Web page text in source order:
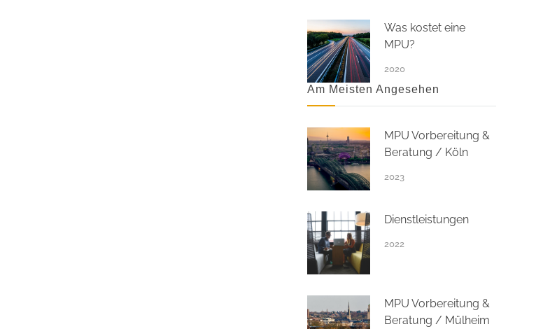
Was kostet eine
MPU?
2020
Am Meisten Angesehen
MPU Vorbereitung &
Beratung / Köln
2023
Dienstleistungen
2022
MPU Vorbereitung &
Beratung / Mülheim